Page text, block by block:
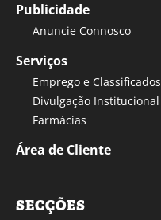
Publicidade
Anuncie Connosco
Serviços
Emprego e Classificados
Divulgação Institucional
Farmácias
Área de Cliente
SECÇÕES